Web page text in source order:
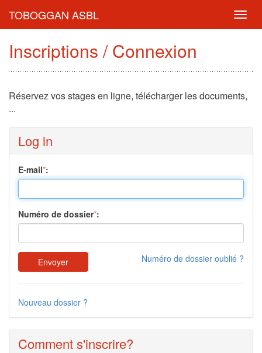
TOBOGGAN ASBL
Inscriptions / Connexion
Réservez vos stages en ligne, télécharger les documents,
...
Log in
E-mail*:
Numéro de dossier*:
Numéro de dossier oublié ?
Nouveau dossier ?
Comment s'inscrire?